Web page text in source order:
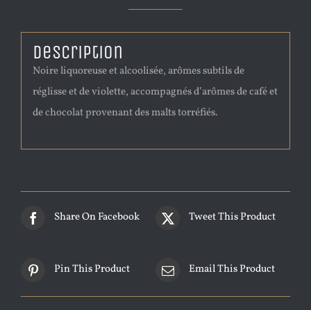
Description
Noire liquoreuse et alcoolisée, arômes subtils de
réglisse et de violette, accompagnés d’arômes de café et
de chocolat provenant des malts torréfiés.
Share On Facebook Tweet This Product
Pin This Product Email This Product